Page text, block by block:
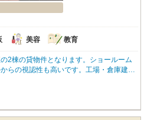
美容 教育
2棟の貸物件となります。ショールーム
らの視認性も高いです。工場・倉庫建屋
、こちらも高い天井となっています。※
相談ください。